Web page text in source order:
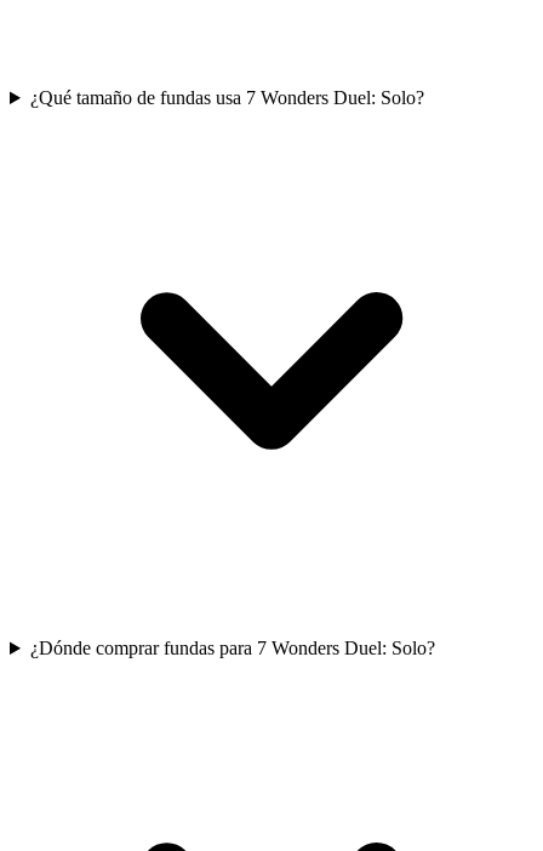
¿Qué tamaño de fundas usa 7 Wonders Duel: Solo?
¿Dónde comprar fundas para 7 Wonders Duel: Solo?